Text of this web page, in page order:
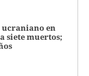
en
siete muertos;